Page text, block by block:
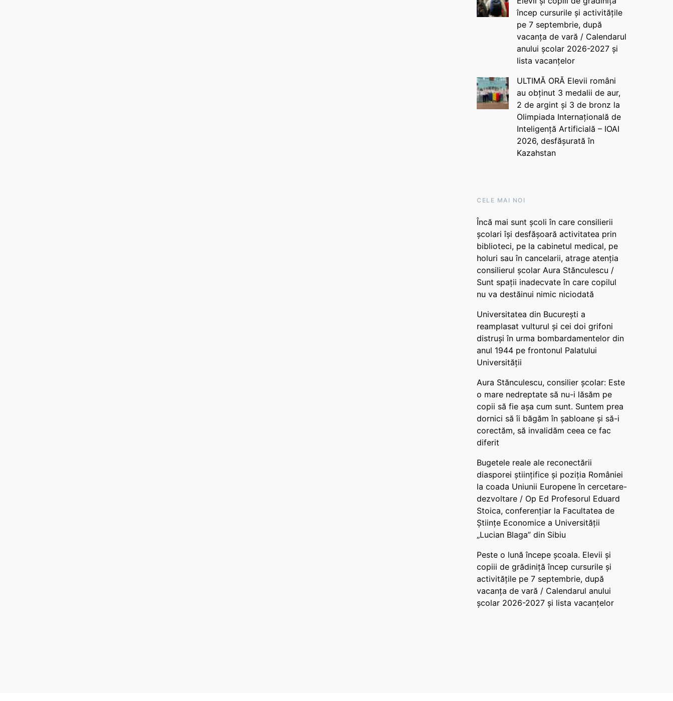
încep cursurile și activitățile
pe 7 septembrie, după
vacanța de vară / Calendarul
anului școlar 2026-2027 și
lista vacanțelor
ULTIMĂ ORĂ Elevii români
au obținut 3 medalii de aur,
2 de argint și 3 de bronz la
Olimpiada Internațională de
Inteligență Artificială – IOAI
2026, desfășurată în
Kazahstan
CELE MAI NOI
Încă mai sunt școli în care consilierii
școlari își desfășoară activitatea prin
biblioteci, pe la cabinetul medical, pe
holuri sau în cancelarii, atrage atenția
consilierul școlar Aura Stănculescu /
Sunt spații inadecvate în care copilul
nu va destăinui nimic niciodată
Universitatea din București a
reamplasat vulturul și cei doi grifoni
distruși în urma bombardamentelor din
anul 1944 pe frontonul Palatului
Universității
Aura Stănculescu, consilier școlar: Este
o mare nedreptate să nu-i lăsăm pe
copii să fie așa cum sunt. Suntem prea
dornici să îi băgăm în șabloane și să-i
corectăm, să invalidăm ceea ce fac
diferit
Bugetele reale ale reconectării
diasporei științifice și poziția României
la coada Uniunii Europene în cercetare-
dezvoltare / Op Ed Profesorul Eduard
Stoica, conferențiar la Facultatea de
Științe Economice a Universității
„Lucian Blaga” din Sibiu
Peste o lună începe școala. Elevii și
copiii de grădiniță încep cursurile și
activitățile pe 7 septembrie, după
vacanța de vară / Calendarul anului
școlar 2026-2027 și lista vacanțelor